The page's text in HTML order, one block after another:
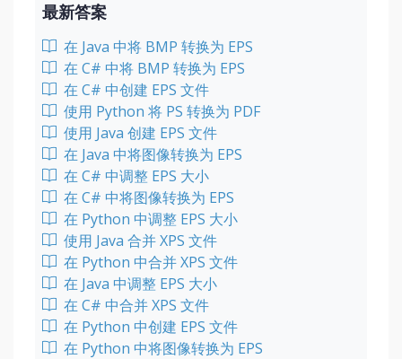
最新答案
在 Java 中将 BMP 转换为 EPS
在 C# 中将 BMP 转换为 EPS
在 C# 中创建 EPS 文件
使用 Python 将 PS 转换为 PDF
使用 Java 创建 EPS 文件
在 Java 中将图像转换为 EPS
在 C# 中调整 EPS 大小
在 C# 中将图像转换为 EPS
在 Python 中调整 EPS 大小
使用 Java 合并 XPS 文件
在 Python 中合并 XPS 文件
在 Java 中调整 EPS 大小
在 C# 中合并 XPS 文件
在 Python 中创建 EPS 文件
在 Python 中将图像转换为 EPS